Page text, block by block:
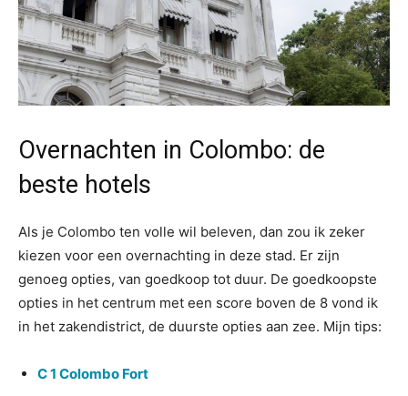
Overnachten in Colombo: de
beste hotels
Als je Colombo ten volle wil beleven, dan zou ik zeker
kiezen voor een overnachting in deze stad. Er zijn
genoeg opties, van goedkoop tot duur. De goedkoopste
opties in het centrum met een score boven de 8 vond ik
in het zakendistrict, de duurste opties aan zee. Mijn tips:
C 1 Colombo Fort